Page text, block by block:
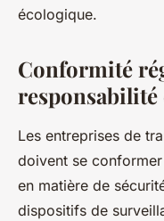
écologique.
Conformité
Les entreprises de
doivent se
en matière de
dispositifs de